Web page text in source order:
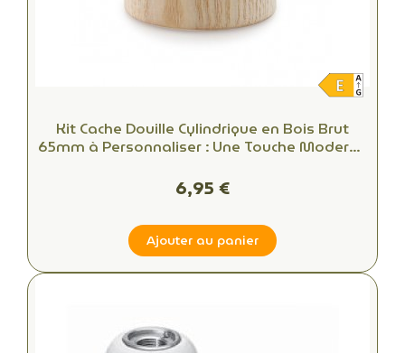
Kit Cache Douille Cylindrique en Bois Brut
65mm à Personnaliser : Une Touche Moderne
6,95 €
Ajouter au panier